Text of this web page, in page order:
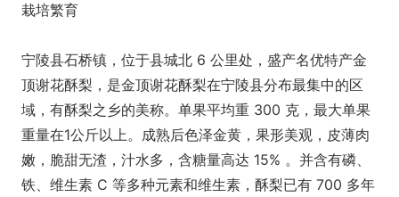
栽培繁育
宁陵县石桥镇，位于县城北 6 公里处，盛产名优特产金
顶谢花酥梨，是金顶谢花酥梨在宁陵县分布最集中的区
域，有酥梨之乡的美称。单果平均重 300 克，最大单果
重量在1公斤以上。成熟后色泽金黄，果形美观，皮薄肉
嫩，脆甜无渣，汁水多，含糖量高达 15% 。并含有磷、
铁、维生素 C 等多种元素和维生素，酥梨已有 700 多年